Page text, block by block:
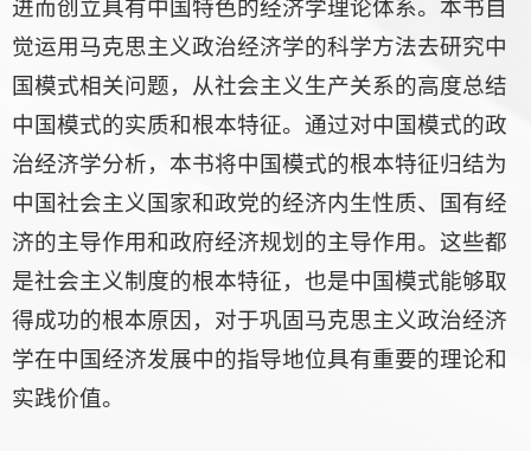
进而创立具有中国特色的经济学理论体系。本书自
觉运用马克思主义政治经济学的科学方法去研究中
国模式相关问题，从社会主义生产关系的高度总结
中国模式的实质和根本特征。通过对中国模式的政
治经济学分析，本书将中国模式的根本特征归结为
中国社会主义国家和政党的经济内生性质、国有经
济的主导作用和政府经济规划的主导作用。这些都
是社会主义制度的根本特征，也是中国模式能够取
得成功的根本原因，对于巩固马克思主义政治经济
学在中国经济发展中的指导地位具有重要的理论和
实践价值。